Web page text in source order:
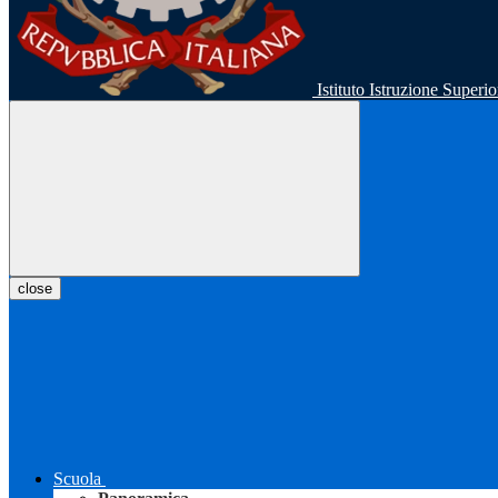
Istituto Istruzione
close
Scuola